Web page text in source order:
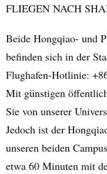
FLIEGEN NACH
Beide Hongqiao- und
befinden sich in der
Flughafen-Hotlinie:
Mit günstigen
Sie von unserer
Jedoch ist der
unseren beiden
etwa 60 Minuten mit